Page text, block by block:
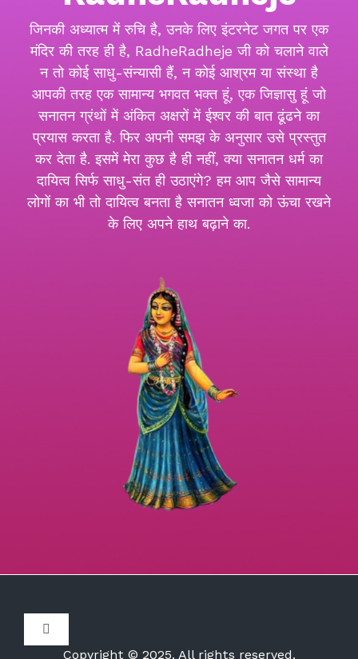
जिनकी अध्यात्म में रुचि है, उनके लिए इंटरनेट जगत पर एक
मंदिर की तरह ही है, RadheRadheje जी को चलाने वाले
न तो कोई साधु-संन्यासी हैं, न कोई आश्रम या संस्था है
आपकी तरह एक सामान्य भगवत भक्त हूं, एक जिज्ञासु हूं जो
सनातन ग्रंथों में अंकित अक्षरों में ईश्वर की बात ढूंढने का
प्रयास करता है. फिर अपनी समझ के अनुसार उसे प्रस्तुत
कर देता है. इसमें मेरा कुछ है ही नहीं, क्या सनातन धर्म का
दायित्व सिर्फ साधु-संत ही उठाएंगे? हम आप जैसे सामान्य
लोगों का भी तो दायित्व बनता है सनातन ध्वजा को ऊंचा रखने
के लिए अपने हाथ बढ़ाने का.
Toggle
Navigation
Copyright © 2025. All rights reserved.